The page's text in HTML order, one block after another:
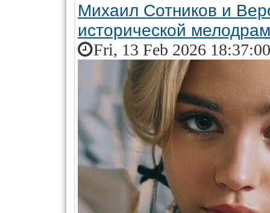
Михаил Сотников и
исторической
Fri, 13 Feb 2026